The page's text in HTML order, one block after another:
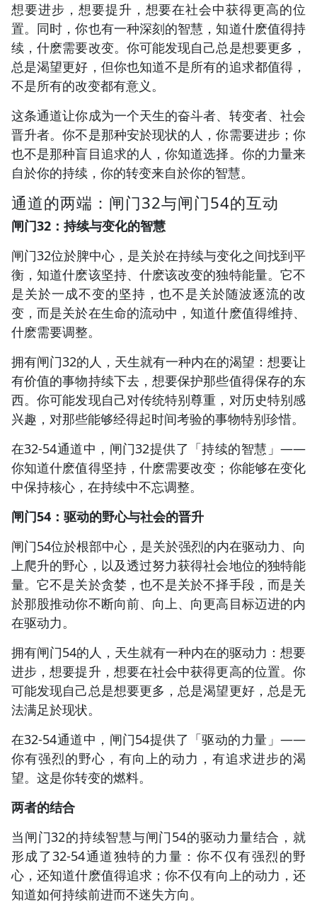
想要进步，想要提升，想要在社会中获得更高的位
置。同时，你也有一种深刻的智慧，知道什麽值得持
续，什麽需要改变。你可能发现自己总是想要更多，
总是渴望更好，但你也知道不是所有的追求都值得，
不是所有的改变都有意义。
这条通道让你成为一个天生的奋斗者、转变者、社会
晋升者。你不是那种安於现状的人，你需要进步；你
也不是那种盲目追求的人，你知道选择。你的力量来
自於你的持续，你的转变来自於你的智慧。
通道的两端：闸门32与闸门54的互动
闸门32：持续与变化的智慧
闸门32位於脾中心，是关於在持续与变化之间找到平
衡，知道什麽该坚持、什麽该改变的独特能量。它不
是关於一成不变的坚持，也不是关於随波逐流的改
变，而是关於在生命的流动中，知道什麽值得维持、
什麽需要调整。
拥有闸门32的人，天生就有一种内在的渴望：想要让
有价值的事物持续下去，想要保护那些值得保存的东
西。你可能发现自己对传统特别尊重，对历史特别感
兴趣，对那些能够经得起时间考验的事物特别珍惜。
在32-54通道中，闸门32提供了「持续的智慧」——
你知道什麽值得坚持，什麽需要改变；你能够在变化
中保持核心，在持续中不忘调整。
闸门54：驱动的野心与社会的晋升
闸门54位於根部中心，是关於强烈的内在驱动力、向
上爬升的野心，以及透过努力获得社会地位的独特能
量。它不是关於贪婪，也不是关於不择手段，而是关
於那股推动你不断向前、向上、向更高目标迈进的内
在驱动力。
拥有闸门54的人，天生就有一种内在的驱动力：想要
进步，想要提升，想要在社会中获得更高的位置。你
可能发现自己总是想要更多，总是渴望更好，总是无
法满足於现状。
在32-54通道中，闸门54提供了「驱动的力量」——
你有强烈的野心，有向上的动力，有追求进步的渴
望。这是你转变的燃料。
两者的结合
当闸门32的持续智慧与闸门54的驱动力量结合，就
形成了32-54通道独特的力量：你不仅有强烈的野
心，还知道什麽值得追求；你不仅有向上的动力，还
知道如何持续前进而不迷失方向。